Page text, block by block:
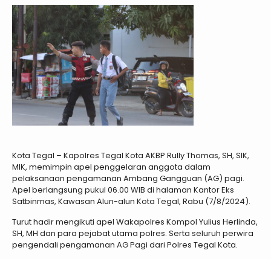
Kota Tegal – Kapolres Tegal Kota AKBP Rully Thomas, SH, SIK,
MIK, memimpin apel penggelaran anggota dalam
pelaksanaan pengamanan Ambang Gangguan (AG) pagi.
Apel berlangsung pukul 06.00 WIB di halaman Kantor Eks
Satbinmas, Kawasan Alun-alun Kota Tegal, Rabu (7/8/2024).
Turut hadir mengikuti apel Wakapolres Kompol Yulius Herlinda,
SH, MH dan para pejabat utama polres. Serta seluruh perwira
pengendali pengamanan AG Pagi dari Polres Tegal Kota.